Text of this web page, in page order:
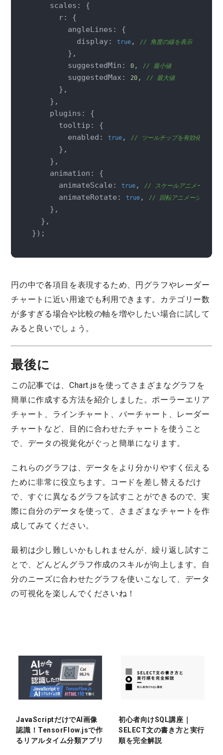
    scales: {
      r: {
        angleLines: {
          display:
true, // 角度の線を表示
        },
        suggestedMin:
0, // 最小値
        suggestedMax:
20, // 最大値
      },
    },
    plugins: {
      tooltip: {
        enabled:
true, // ツールチップを有効化
      },
    },
    animation: {
      animateScale:
true, // スケールアニメーション
      animateRotate:
true, // 回転アニメーション
    },
  },
});
円の中で各項目を表現するため、円グラフやレーダー
チャートに近い用途でも利用できます。カテゴリー数
が多すぎる場合や比較の軸を増やしたい場合に試して
みると良いでしょう。
最後に
この記事では、Chart.jsを使ってさまざまなグラフを
簡単に作成する方法を紹介しました。ポーラーエリア
チャート、ラインチャート、バーチャート、レーダー
チャートなど、目的に合わせたチャートを使うこと
で、データの視覚化がぐっと簡単になります。
これらのグラフは、データをより分かりやすく伝える
ために非常に役立ちます。コードを差し替えるだけ
で、すぐに異なるグラフを試すことができるので、実
際に自分のデータを使って、さまざまなチャートを作
成してみてください。
最初は少し難しいかもしれませんが、繰り返し試すこ
とで、どんどんグラフ作成のスキルが向上します。自
分のニーズに合わせたグラフを使いこなして、データ
の可視化を楽しんでくださいね！
JavaScriptだけでAI画像
認識！TensorFlow.jsで作
るリアルタイム分類アプリ
初心者向けSQL講座｜
SELECT文の書き方と実行
順を完全解説